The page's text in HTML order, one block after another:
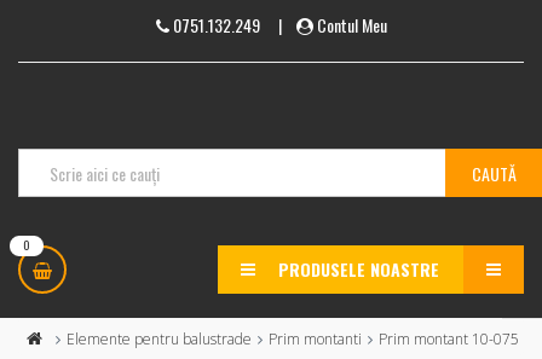
0751.132.249| Contul Meu
0
PRODUSELE NOASTRE MENU
Elemente pentru balustrade Prim montanti Prim montant 10-075